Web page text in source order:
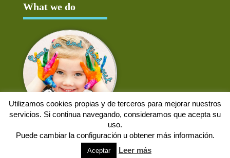
What we do
Utilizamos cookies propias y de terceros para mejorar nuestros
servicios. Si continua navegando, consideramos que acepta su
uso.
Puede cambiar la configuración u obtener más información.
Aceptar Leer más
Aviso Legal Política de cookies Protección de datos Solicitud de baja